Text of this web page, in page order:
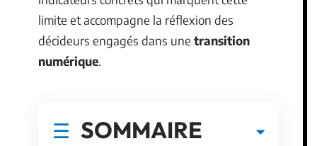
limite et accompagne la réflexion des
décideurs engagés dans une transition
numérique.
SOMMAIRE